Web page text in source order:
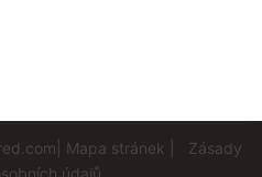
Mapa stránek
Zásady